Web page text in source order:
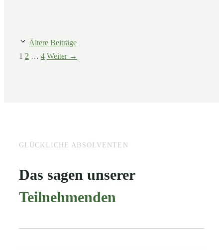
Ältere Beiträge
Seite
1 Seite
2 … Seite
4 Weiter →
GLÜCKLICHE ABSOLVENTEN
Das sagen unserer
Teilnehmenden